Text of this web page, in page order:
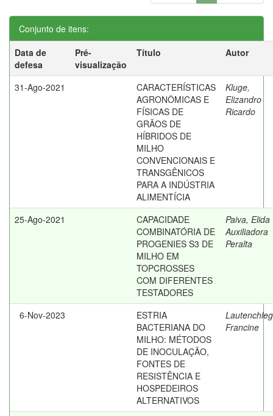
Conjunto de itens:
Data de
defesa
Pré-
visualização
Título Autor
31-Ago-2021
CARACTERÍSTICAS
AGRONÔMICAS E
FÍSICAS DE
GRÃOS DE
HÍBRIDOS DE
MILHO
CONVENCIONAIS E
TRANSGÊNICOS
PARA A INDÚSTRIA
ALIMENTÍCIA
Kluge,
Elizandro
Ricardo
25-Ago-2021
CAPACIDADE
COMBINATÓRIA DE
PROGENIES S3 DE
MILHO EM
TOPCROSSES
COM DIFERENTES
TESTADORES
Paiva, Elida
Auxiliadora
Peralta
6-Nov-2023
ESTRIA
BACTERIANA DO
MILHO: MÉTODOS
DE INOCULAÇÃO,
FONTES DE
RESISTÊNCIA E
HOSPEDEIROS
ALTERNATIVOS
Francine